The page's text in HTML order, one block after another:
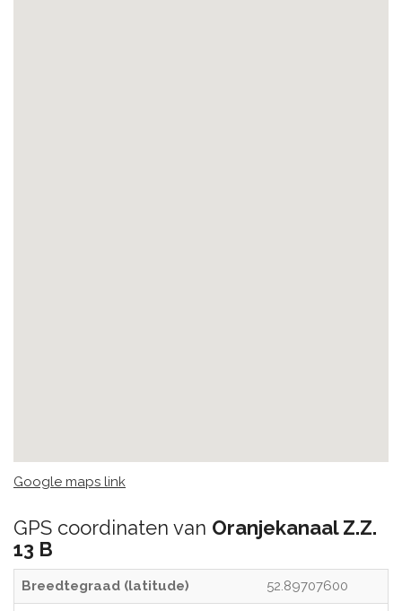
Google maps link
GPS coordinaten van Oranjekanaal Z.Z.
13 B
Breedtegraad (latitude) 52.89707600